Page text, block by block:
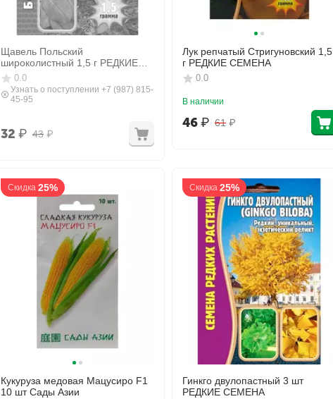
Щавель Польский
широколистный 1,5 г РЕДКИЕ
СЕМЕНА
0.0
Узнать о поступлении +7 (987) 815-
45-95
43 ₽
32 ₽
Лук репчатый Стригуновский 1,5
г РЕДКИЕ СЕМЕНА
0.0
В наличии
61 ₽
46₽
Скидка 25%
Кукуруза медовая Мацусиро F1
10 шт Сады Азии
Скидка 25%
Гинкго двулопастный 3 шт
РЕДКИЕ СЕМЕНА